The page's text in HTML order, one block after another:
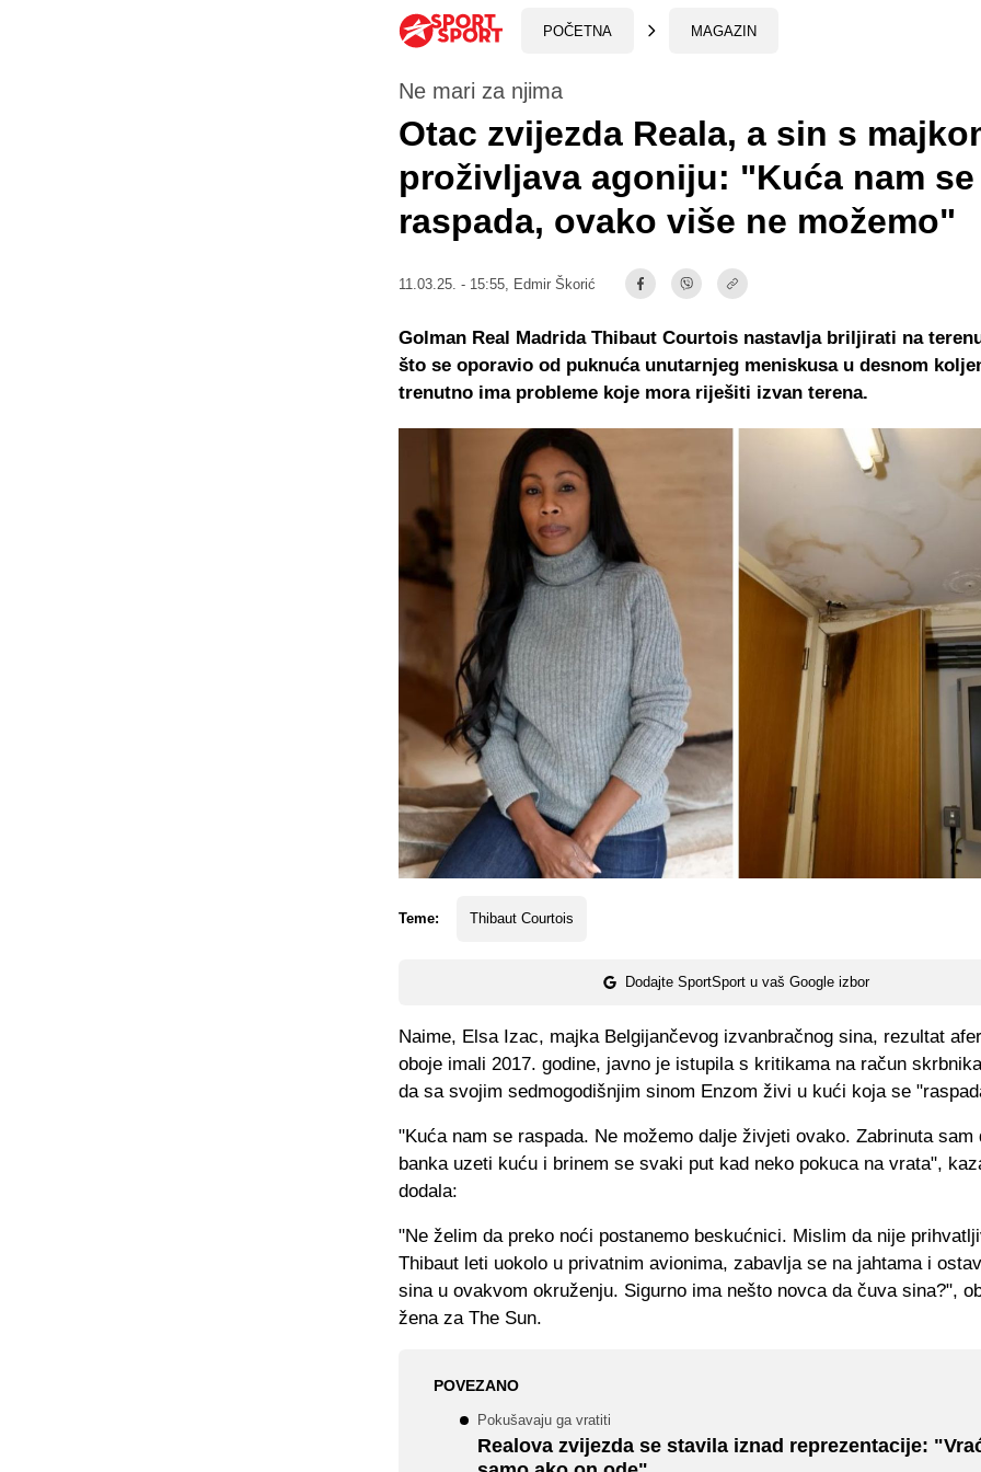
POČETNA MAGAZIN
Ne mari za njima
Otac zvijezda Reala, a sin s
proživljava agoniju: "Kuća nam se
raspada, ovako više ne možemo"
11.03.25. - 15:55, Edmir Škorić
Teme: Thibaut Courtois
Dodajte SportSport u vaš Google izbor
Golman Real Madrida Thibaut Courtois nastavlja briljirati na
što se oporavio od puknuća unutarnjeg meniskusa u desnom
trenutno ima probleme koje mora riješiti izvan terena.
Naime, Elsa Izac, majka Belgijančevog izvanbračnog sina, rezultat
oboje imali 2017. godine, javno je istupila s kritikama na račun
da sa svojim sedmogodišnjim sinom Enzom živi u kući koja se
"Kuća nam se raspada. Ne možemo dalje živjeti ovako. Zabrinuta sam
banka uzeti kuću i brinem se svaki put kad neko pokuca na vrata",
dodala:
"Ne želim da preko noći postanemo beskućnici. Mislim da nije
Thibaut leti uokolo u privatnim avionima, zabavlja se na jahtama i
sina u ovakvom okruženju. Sigurno ima nešto novca da čuva sina?",
žena za The Sun.
POVEZANO
Pokušavaju ga vratiti
Realova zvijezda se stavila iznad reprezentacije: